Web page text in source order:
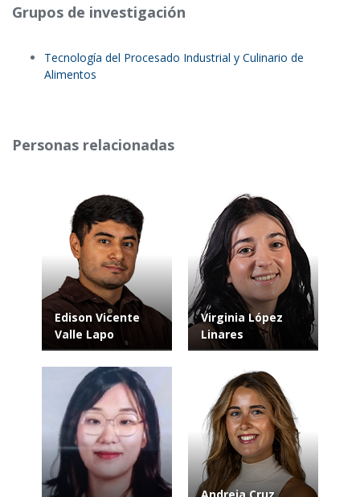
Grupos de investigación
Tecnología del Procesado Industrial y Culinario de
Alimentos
Personas relacionadas
Edison Vicente
Valle Lapo
Virginia López
Linares